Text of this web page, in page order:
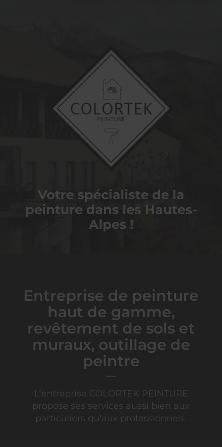
Votre spécialiste de la
peinture dans les Hautes-
Alpes !
Entreprise de peinture
haut de gamme,
revêtement de sols et
muraux, outillage de
peintre
L’entreprise COLORTEK PEINTURE
propose ses services aussi bien aux
particuliers qu’aux professionnels.